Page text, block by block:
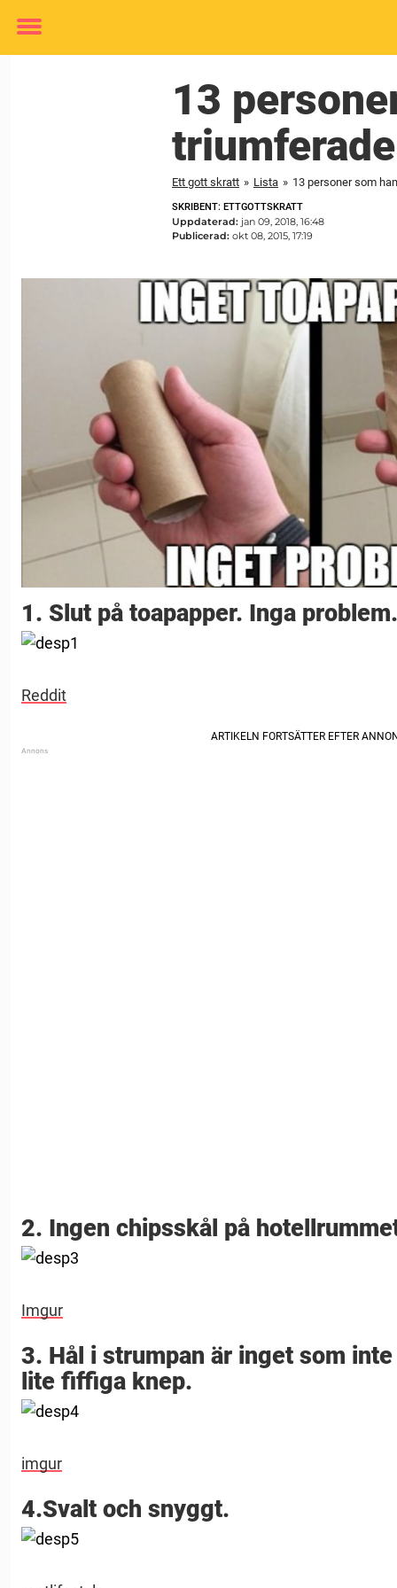
Toggle
13
Ett gott skratt » Lista » 13 personer som
SKRIBENT: ETTGOTTSKRATT
Uppdaterad: jan 09, 2018, 16:48
Publicerad: okt 08, 2015, 17:19
1. Slut på toapapper. Inga problem.
Reddit
2. Ingen chipsskål på
Imgur
3. Hål i strumpan är inget som
lite fiffiga knep.
imgur
4.Svalt och snyggt.